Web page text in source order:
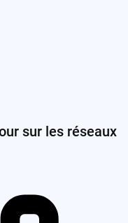
sur les réseaux